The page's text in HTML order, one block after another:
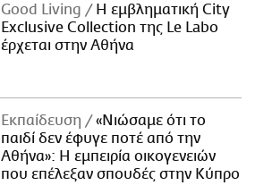
Good Living
Η εμβληματική City
Exclusive Collection της Le Labo
έρχεται στην Αθήνα
Εκπαίδευση
«Νιώσαμε ότι το
παιδί δεν έφυγε ποτέ από την
Αθήνα»: Η εμπειρία οικογενειών
που επέλεξαν σπουδές στην Κύπρο